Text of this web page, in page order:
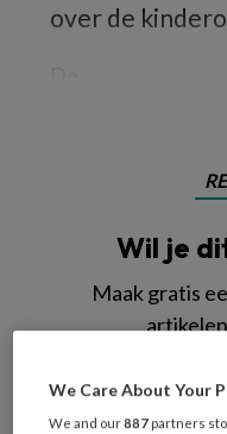
over de
Wil je
Maak gratis
Al een account
We Care About Your
We and our887 partners